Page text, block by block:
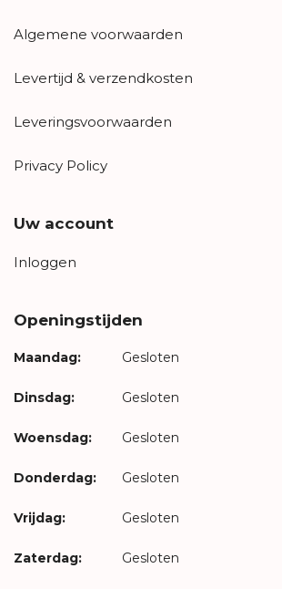
Algemene voorwaarden
Levertijd & verzendkosten
Leveringsvoorwaarden
Privacy Policy
Uw account
Inloggen
Openingstijden
Maandag: Gesloten
Dinsdag: Gesloten
Woensdag: Gesloten
Donderdag: Gesloten
Vrijdag: Gesloten
Zaterdag: Gesloten